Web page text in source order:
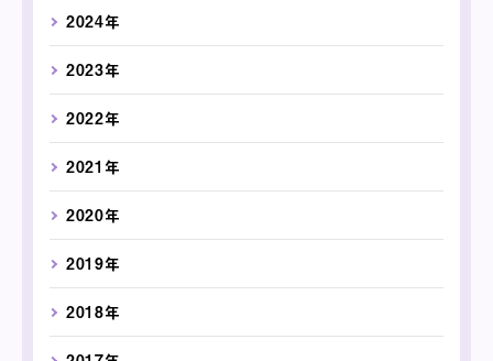
2024年
2023年
2022年
2021年
2020年
2019年
2018年